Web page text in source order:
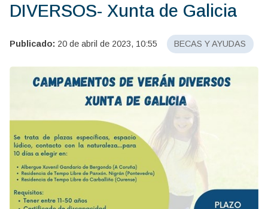
DIVERSOS- Xunta de Galicia
Publicado: 20 de abril de 2023, 10:55 BECAS Y AYUDAS